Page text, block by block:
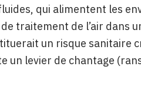
qui alimentent les
traitement de l’air dans
un risque sanitaire
un levier de chantage